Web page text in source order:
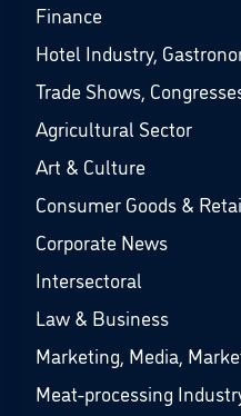
Finance
Hotel Industry,
Trade Shows,
Agricultural Sector
Art & Culture
Consumer Goods &
Corporate News
Intersectoral
Law & Business
Marketing, Media,
Meat-processing